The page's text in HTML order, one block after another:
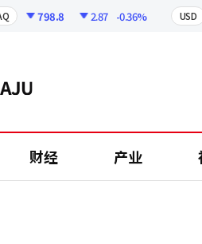
798.8 2.87 -0.36% USD
财经 产业